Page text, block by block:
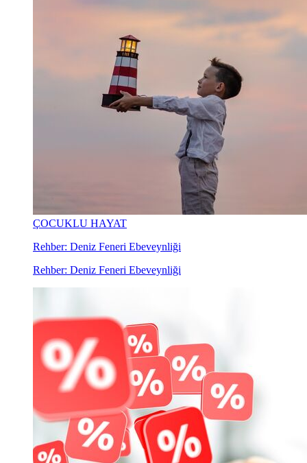
ÇOCUKLU HAYAT
Rehber: Deniz Feneri Ebeveynliği
Rehber: Deniz Feneri Ebeveynliği